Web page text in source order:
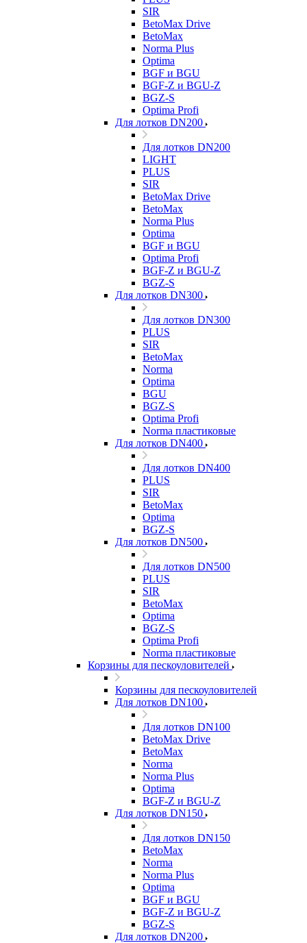
SIR
BetoMax Drive
BetoMax
Norma Plus
Optima
BGF и BGU
BGF-Z и BGU-Z
BGZ-S
Optima Profi
Для лотков DN200
Для лотков DN200
LIGHT
PLUS
SIR
BetoMax Drive
BetoMax
Norma Plus
Optima
BGF и BGU
Optima Profi
BGF-Z и BGU-Z
BGZ-S
Для лотков DN300
Для лотков DN300
PLUS
SIR
BetoMax
Norma
Optima
BGU
BGZ-S
Optima Profi
Norma пластиковые
Для лотков DN400
Для лотков DN400
PLUS
SIR
BetoMax
Optima
BGZ-S
Для лотков DN500
Для лотков DN500
PLUS
SIR
BetoMax
Optima
BGZ-S
Optima Profi
Norma пластиковые
Корзины для пескоуловителей
Корзины для пескоуловителей
Для лотков DN100
Для лотков DN100
BetoMax Drive
BetoMax
Norma
Norma Plus
Optima
BGF-Z и BGU-Z
Для лотков DN150
Для лотков DN150
BetoMax
Norma
Norma Plus
Optima
BGF и BGU
BGF-Z и BGU-Z
BGZ-S
Для лотков DN200